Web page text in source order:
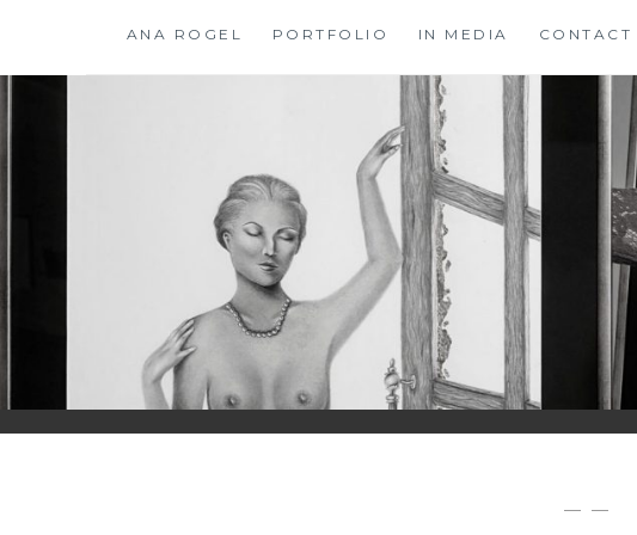
content
ANA ROGEL PORTFOLIO IN MEDIA CONTACT
— —